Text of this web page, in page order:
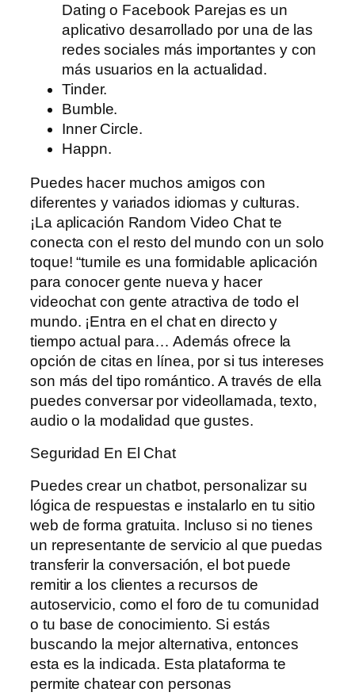
Dating o Facebook Parejas es un
aplicativo desarrollado por una de las
redes sociales más importantes y con
más usuarios en la actualidad.
Tinder.
Bumble.
Inner Circle.
Happn.
Puedes hacer muchos amigos con
diferentes y variados idiomas y culturas.
¡La aplicación Random Video Chat te
conecta con el resto del mundo con un solo
toque! “tumile es una formidable aplicación
para conocer gente nueva y hacer
videochat con gente atractiva de todo el
mundo. ¡Entra en el chat en directo y
tiempo actual para… Además ofrece la
opción de citas en línea, por si tus intereses
son más del tipo romántico. A través de ella
puedes conversar por videollamada, texto,
audio o la modalidad que gustes.
Seguridad En El Chat
Puedes crear un chatbot, personalizar su
lógica de respuestas e instalarlo en tu sitio
web de forma gratuita. Incluso si no tienes
un representante de servicio al que puedas
transferir la conversación, el bot puede
remitir a los clientes a recursos de
autoservicio, como el foro de tu comunidad
o tu base de conocimiento. Si estás
buscando la mejor alternativa, entonces
esta es la indicada. Esta plataforma te
permite chatear con personas